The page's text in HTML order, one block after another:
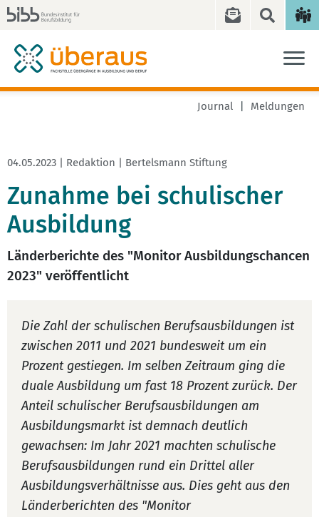
Journal Meldungen
04.05.2023 | Redaktion | Bertelsmann Stiftung
Zunahme bei schulischer
Ausbildung
Länderberichte des "Monitor Ausbildungschancen
2023" veröffentlicht
Die Zahl der schulischen Berufsausbildungen ist
zwischen 2011 und 2021 bundesweit um ein
Prozent gestiegen. Im selben Zeitraum ging die
duale Ausbildung um fast 18 Prozent zurück. Der
Anteil schulischer Berufsausbildungen am
Ausbildungsmarkt ist demnach deutlich
gewachsen: Im Jahr 2021 machten schulische
Berufsausbildungen rund ein Drittel aller
Ausbildungsverhältnisse aus. Dies geht aus den
Länderberichten des "Monitor